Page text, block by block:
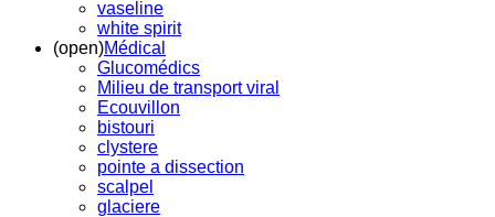
vaseline
white spirit
(open)Médical
Glucomédics
Milieu de transport viral
Ecouvillon
bistouri
clystere
pointe a dissection
scalpel
glaciere